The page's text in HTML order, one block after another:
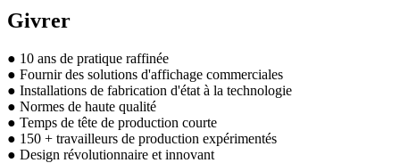
Givrer
● 10 ans de pratique raffinée
● Fournir des solutions d'affichage commerciales
● Installations de fabrication d'état à la technologie
● Normes de haute qualité
● Temps de tête de production courte
● 150 + travailleurs de production expérimentés
● Design révolutionnaire et innovant